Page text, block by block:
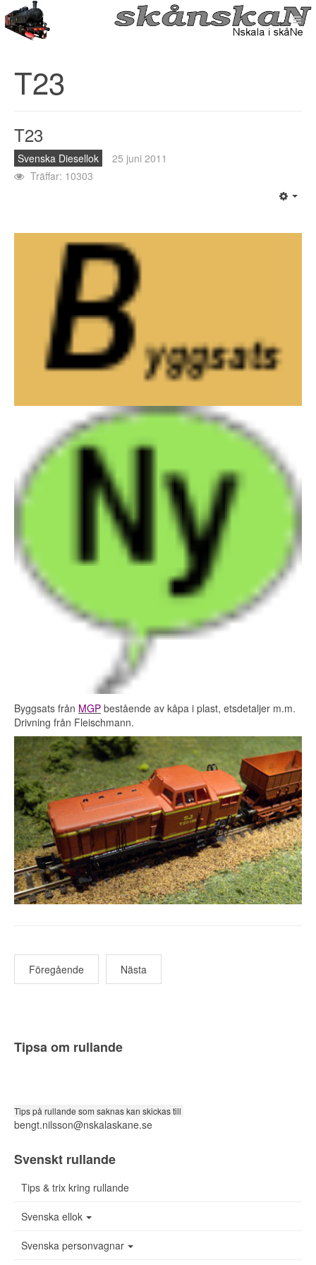
T23
T23
Svenska Diesellok
25 juni 2011
Träffar: 10303
Byggsats från MGP bestående av kåpa i plast, etsdetaljer m.m.
Drivning från Fleischmann.
Föregående Nästa
Tipsa om rullande
Tips på rullande som saknas kan skickas till
bengt.nilsson@nskalaskane.se
Svenskt rullande
Tips & trix kring rullande
Svenska ellok
Svenska personvagnar